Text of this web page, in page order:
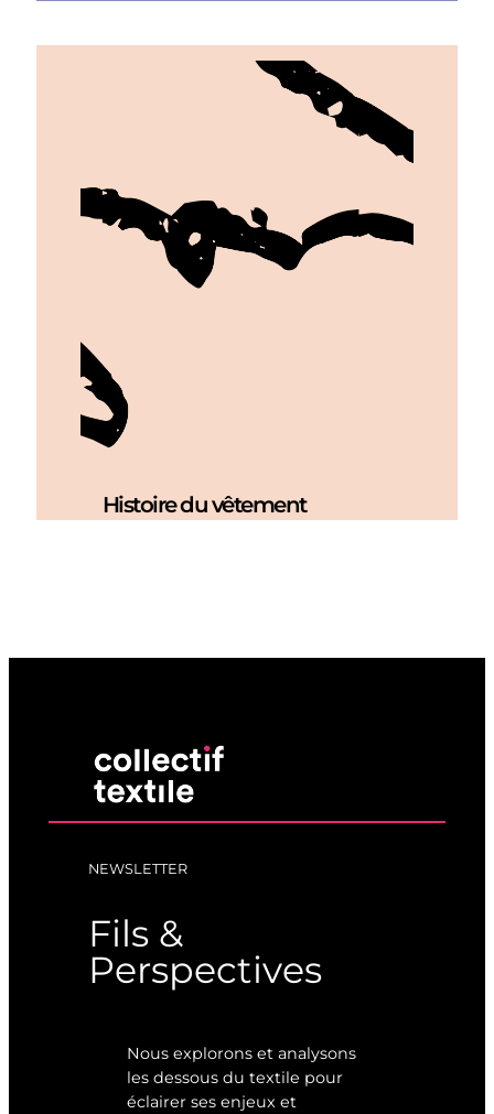
Histoire du vêtement
NEWSLETTER
Fils &
Perspectives
Nous explorons et analysons
les dessous du textile pour
éclairer ses enjeux et